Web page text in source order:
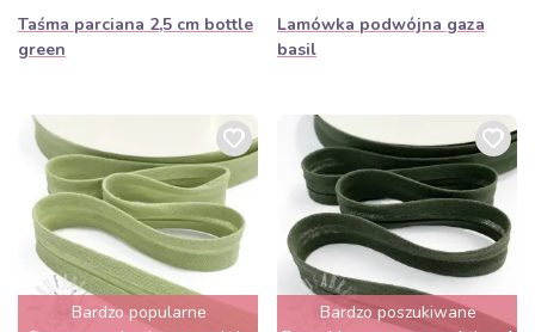
Taśma parciana 2,5 cm bottle
green
Lamówka podwójna gaza
basil
Bardzo popularne
Bardzo poszukiwane